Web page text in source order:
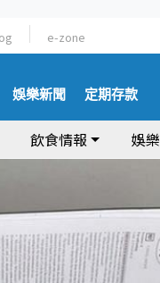
e-zone
娛樂新聞 定期存款
飲食情報 娛樂